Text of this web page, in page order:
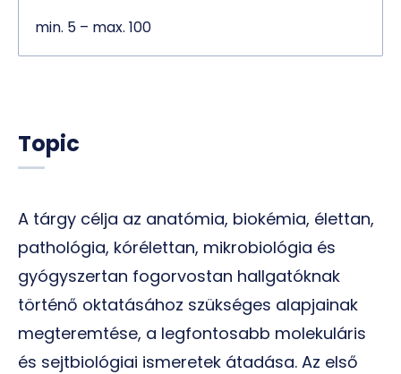
min. 5 – max. 100
Topic
A tárgy célja az anatómia, biokémia, élettan,
pathológia, kórélettan, mikrobiológia és
gyógyszertan fogorvostan hallgatóknak
történő oktatásához szükséges alapjainak
megteremtése, a legfontosabb molekuláris
és sejtbiológiai ismeretek átadása. Az első